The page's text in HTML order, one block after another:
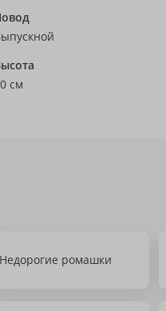
см
Недорогие ромашки